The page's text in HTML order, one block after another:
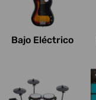
Bajo Eléctrico